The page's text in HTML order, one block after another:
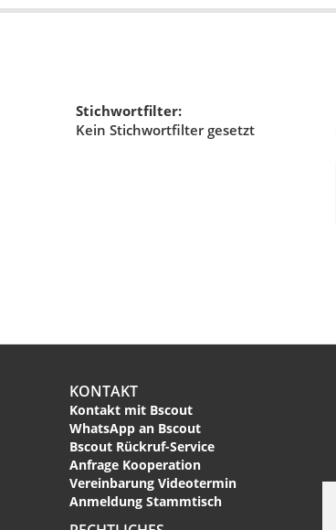
Stichwortfilter:
Kein Stichwortfilter gesetzt
KONTAKT
Kontakt mit Bscout
WhatsApp an Bscout
Bscout Rückruf-Service
Anfrage Kooperation
Vereinbarung Videotermin
Anmeldung Stammtisch